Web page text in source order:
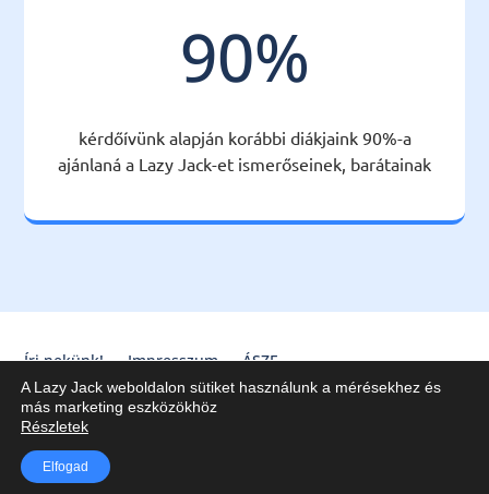
90%
kérdőívünk alapján korábbi diákjaink 90%-a
ajánlaná a Lazy Jack-et ismerőseinek, barátainak
Írj nekünk! Impresszum
ÁSZF
Lazy Jack Kft. © 2020-2025
A Lazy Jack weboldalon sütiket használunk a mérésekhez és
más marketing eszközökhöz
Részletek
Elfogad